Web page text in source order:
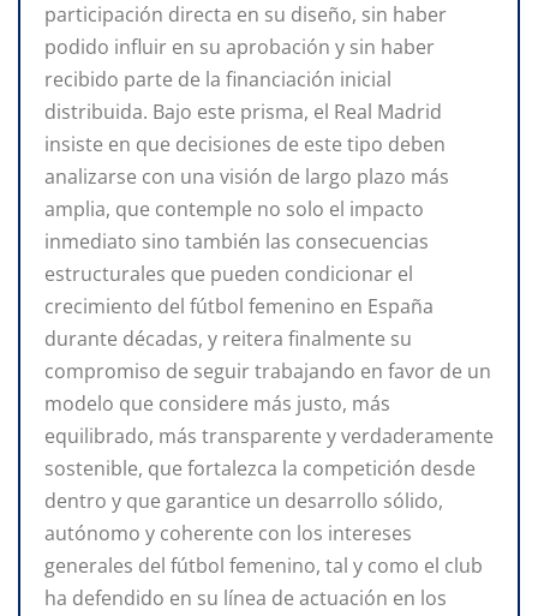
participación directa en su diseño, sin haber
podido influir en su aprobación y sin haber
recibido parte de la financiación inicial
distribuida. Bajo este prisma, el Real Madrid
insiste en que decisiones de este tipo deben
analizarse con una visión de largo plazo más
amplia, que contemple no solo el impacto
inmediato sino también las consecuencias
estructurales que pueden condicionar el
crecimiento del fútbol femenino en España
durante décadas, y reitera finalmente su
compromiso de seguir trabajando en favor de un
modelo que considere más justo, más
equilibrado, más transparente y verdaderamente
sostenible, que fortalezca la competición desde
dentro y que garantice un desarrollo sólido,
autónomo y coherente con los intereses
generales del fútbol femenino, tal y como el club
ha defendido en su línea de actuación en los